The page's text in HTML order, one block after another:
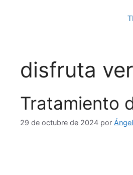
disfruta
Tratamiento
29 de octubre de 2024 por